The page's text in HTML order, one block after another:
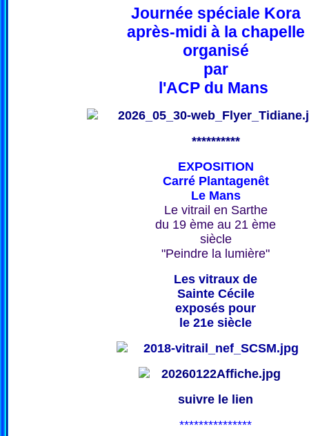
Journée spéciale Kora
après-midi à la chapelle
organisé
par
l'ACP du Mans
**********
EXPOSITION
Carré Plantagenêt
Le Mans
Le vitrail en Sarthe
du 19 ème au 21 ème
siècle
"Peindre la lumière"
Les vitraux de
Sainte Cécile
exposés pour
le 21e siècle
suivre le lien
***************